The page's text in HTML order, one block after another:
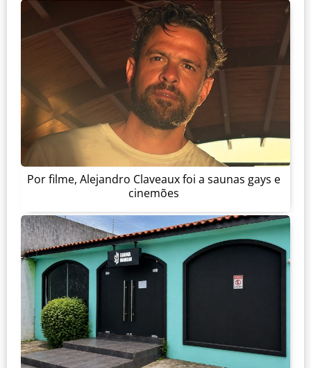
Por filme, Alejandro Claveaux foi a saunas gays e
cinemões